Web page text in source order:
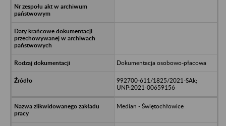
Dokumentacja osobowo-płacowa
992700-611/1825/2021-SAk;
UNP:2021-00659156
Median - Świętochłowice